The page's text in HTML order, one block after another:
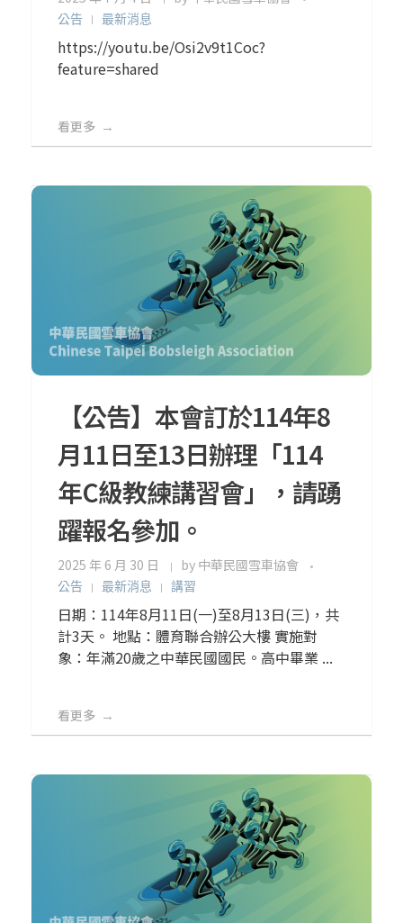
公告 最新消息
https://youtu.be/Osi2v9t1Coc?
feature=shared
看更多
【公告】本會訂於114年8
月11日至13日辦理「114
年C級教練講習會」，請踴
躍報名參加。
2025 年 6 月 30 日 by 中華民國雪車協會
公告 最新消息 講習
日期：114年8月11日(一)至8月13日(三)，共
計3天。 地點：體育聯合辦公大樓 實施對
象：年滿20歲之中華民國國民。高中畢業 ...
看更多